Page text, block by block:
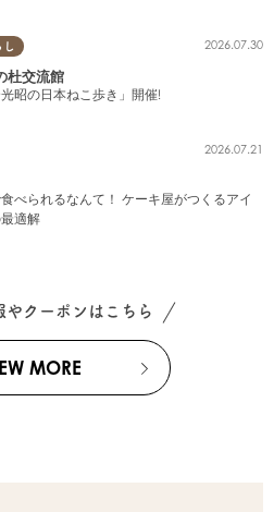
2026.07.30
杜交流館
昭の日本ねこ歩き」開催!
2026.07.21
べられるなんて！ ケーキ屋がつくるアイ
適解
やクーポンはこちら
MORE